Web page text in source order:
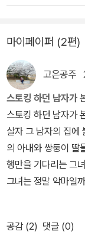
가 아니라 자기자신
진다.
마이페이퍼 (2편)
고은공주
스토킹 하던 남자가
스토킹 하던 남자가
살자 그 남자의 집에
의 아내와 쌍둥이 딸
행만을 기다리는 그
그녀는 정말 악마일
소설 중에는 ‘원죄‘
도를 반대하는 사람
공감 (2) 댓글 (0)